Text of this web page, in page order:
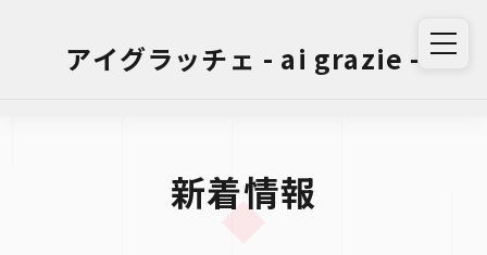
アイグラッチェ - ai grazie -
新着情報